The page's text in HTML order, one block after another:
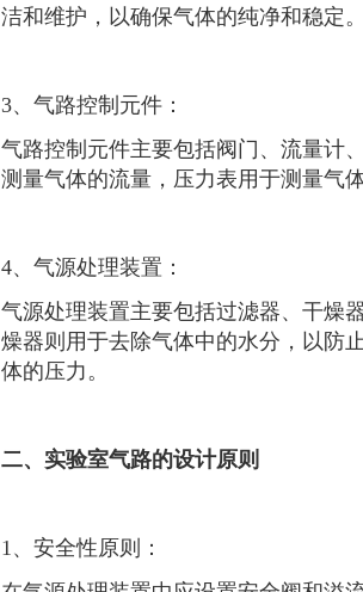
洁和维护，以确保气体的纯净和稳定。
3、气路控制元件：
气路控制元件主要包括阀门、流量计
测量气体的流量，压力表用于测量气体
4、气源处理装置：
气源处理装置主要包括过滤器、干燥
燥器则用于去除气体中的水分，以防
体的压力。
二、实验室气路的设计原则
1、安全性原则：